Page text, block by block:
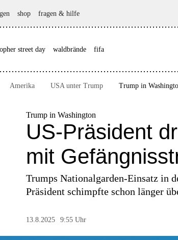
shop fragen & hilfe
street day waldbrände fifa
Amerika USA unter Trump Trump in
Trump in Washington
US-Präsident
mit
Trumps Nationalgarden-Einsatz in
Präsident schimpfte schon länger
13.8.2025 9:55 Uhr